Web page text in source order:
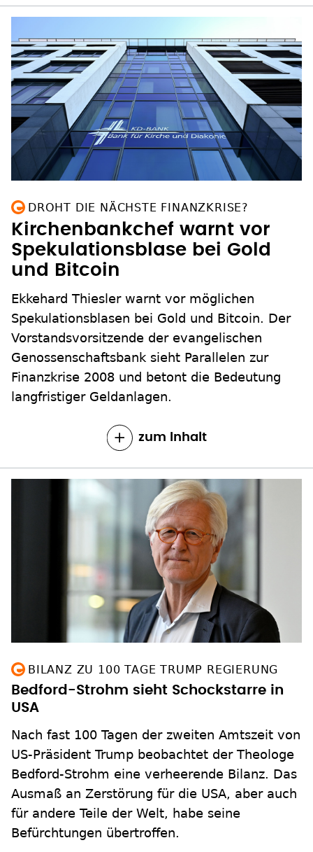
DROHT DIE NÄCHSTE FINANZKRISE?
Kirchenbankchef warnt vor
Spekulationsblase bei Gold
und Bitcoin
Ekkehard Thiesler warnt vor möglichen
Spekulationsblasen bei Gold und Bitcoin. Der
Vorstandsvorsitzende der evangelischen
Genossenschaftsbank sieht Parallelen zur
Finanzkrise 2008 und betont die Bedeutung
langfristiger Geldanlagen.
zum Inhalt
BILANZ ZU 100 TAGE TRUMP REGIERUNG
Bedford-Strohm sieht Schockstarre in
USA
Nach fast 100 Tagen der zweiten Amtszeit von
US-Präsident Trump beobachtet der Theologe
Bedford-Strohm eine verheerende Bilanz. Das
Ausmaß an Zerstörung für die USA, aber auch
für andere Teile der Welt, habe seine
Befürchtungen übertroffen.